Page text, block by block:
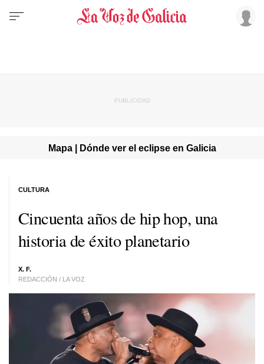
Mapa | Dónde ver el eclipse en Galicia
Cincuenta años de hip hop, una
historia de éxito planetario
X. F.
REDACCIÓN / LA VOZ
CULTURA